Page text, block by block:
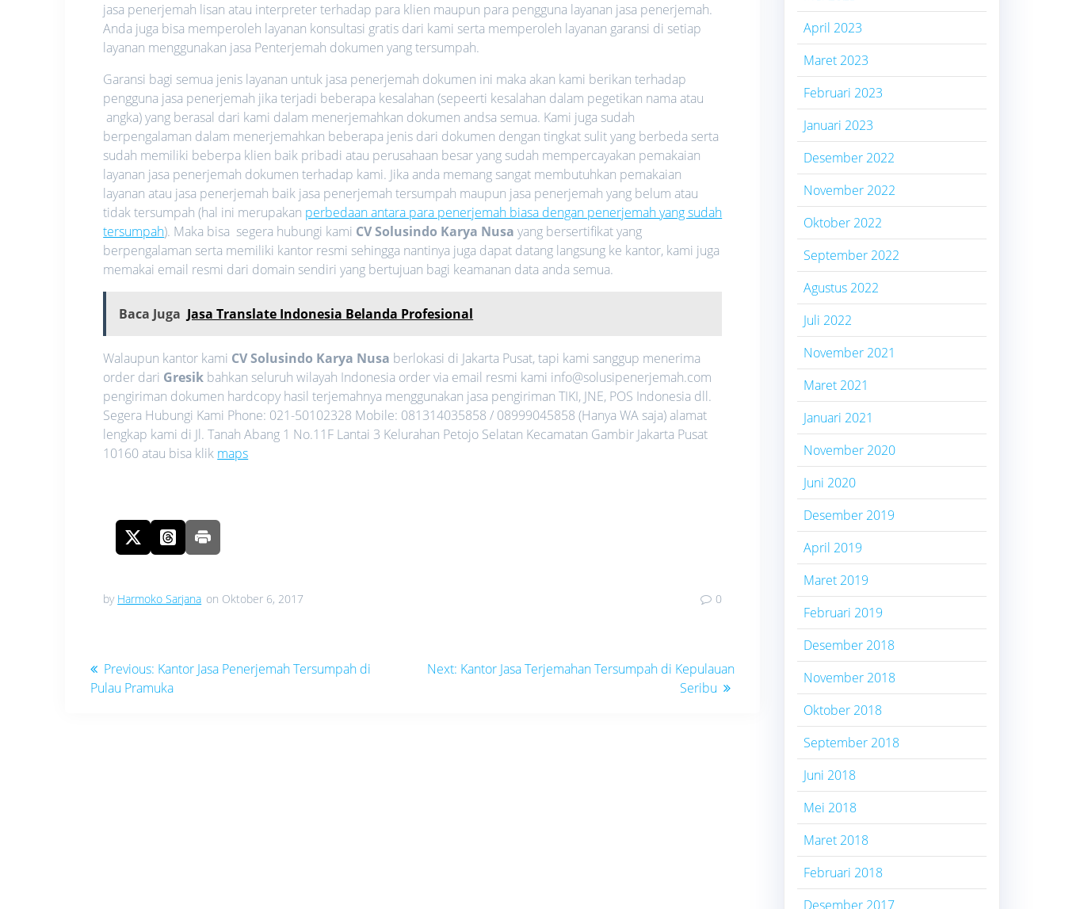
jasa penerjemah lisan atau interpreter terhadap para klien maupun para pengguna layanan jasa penerjemah.
Anda juga bisa memperoleh layanan konsultasi gratis dari kami serta memperoleh layanan garansi di setiap
layanan menggunakan jasa Penterjemah dokumen yang tersumpah.
Garansi bagi semua jenis layanan untuk jasa penerjemah dokumen ini maka akan kami berikan terhadap
pengguna jasa penerjemah jika terjadi beberapa kesalahan (sepeerti kesalahan dalam pegetikan nama atau
angka) yang berasal dari kami dalam menerjemahkan dokumen andsa semua. Kami juga sudah
berpengalaman dalam menerjemahkan beberapa jenis dari dokumen dengan tingkat sulit yang berbeda serta
sudah memiliki beberpa klien baik pribadi atau perusahaan besar yang sudah mempercayakan pemakaian
layanan jasa penerjemah dokumen terhadap kami. Jika anda memang sangat membutuhkan pemakaian
layanan atau jasa penerjemah baik jasa penerjemah tersumpah maupun jasa penerjemah yang belum atau
tidak tersumpah (hal ini merupakan perbedaan antara para penerjemah biasa dengan penerjemah yang sudah
tersumpah). Maka bisa segera hubungi kami CV Solusindo Karya Nusa yang bersertifikat yang
berpengalaman serta memiliki kantor resmi sehingga nantinya juga dapat datang langsung ke kantor, kami juga
memakai email resmi dari domain sendiri yang bertujuan bagi keamanan data anda semua.
Baca Juga Jasa Translate Indonesia Belanda Profesional
Walaupun kantor kami CV Solusindo Karya Nusa berlokasi di Jakarta Pusat, tapi kami sanggup menerima
order dari Gresik bahkan seluruh wilayah Indonesia order via email resmi kami info@solusipenerjemah.com
pengiriman dokumen hardcopy hasil terjemahnya menggunakan jasa pengiriman TIKI, JNE, POS Indonesia dll.
Segera Hubungi Kami Phone: 021-50102328 Mobile: 081314035858 / 08999045858 (Hanya WA saja) alamat
lengkap kami di Jl. Tanah Abang 1 No.11F Lantai 3 Kelurahan Petojo Selatan Kecamatan Gambir Jakarta Pusat
10160 atau bisa klik maps
by Harmoko Sarjana on Oktober 6, 2017 0
Navigasi
pos
Previous: Previous
post:
Kantor Jasa Penerjemah Tersumpah di
Pulau Pramuka
Next: Next
Kantor Jasa Terjemahan Tersumpah di Kepulauan
Seribu
April 2023
Maret 2023
Februari 2023
Januari 2023
Desember 2022
November 2022
Oktober 2022
September 2022
Agustus 2022
Juli 2022
November 2021
Maret 2021
Januari 2021
November 2020
Juni 2020
Desember 2019
April 2019
Maret 2019
Februari 2019
Desember 2018
November 2018
Oktober 2018
September 2018
Juni 2018
Mei 2018
Maret 2018
Februari 2018
Desember 2017